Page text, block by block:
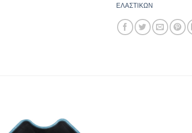
ΕΛΑΣΤΙΚΩΝ